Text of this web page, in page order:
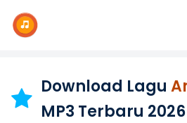
Dangdut
Download Lagu
MP3 Terbaru 2026